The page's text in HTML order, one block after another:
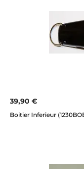
39,90 €
Boitier Inferieur